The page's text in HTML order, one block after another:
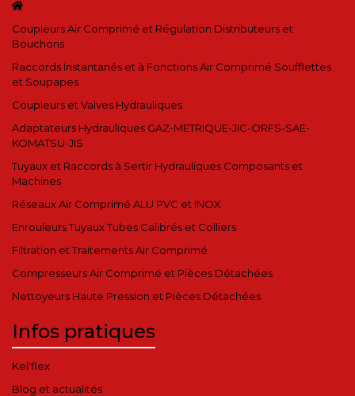
Coupleurs Air Comprimé et Régulation Distributeurs et
Bouchons
Raccords Instantanés et à Fonctions Air Comprimé Soufflettes
et Soupapes
Coupleurs et Valves Hydrauliques
Adaptateurs Hydrauliques GAZ-METRIQUE-JIC-ORFS-SAE-
KOMATSU-JIS
Tuyaux et Raccords à Sertir Hydrauliques Composants et
Machines
Réseaux Air Comprimé ALU PVC et INOX
Enrouleurs Tuyaux Tubes Calibrés et Colliers
Filtration et Traitements Air Comprimé
Compresseurs Air Comprimé et Pièces Détachées
Nettoyeurs Haute Pression et Pièces Détachées
Infos pratiques
Kel'flex
Blog et actualités